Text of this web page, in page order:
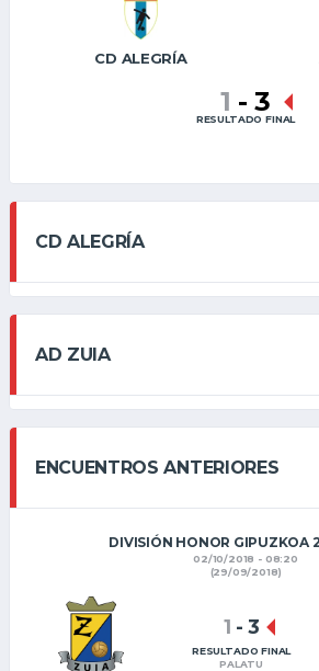
CD ALEGRÍA
1 - 3
RESULTADO FINAL
CD ALEGRÍA
AD ZUIA
ENCUENTROS ANTERIORES
DIVISIÓN HONOR GIPUZKOA
02/10/2018 - 08:20
(29/09/2018)
1 - 3
RESULTADO FINAL
PALATU